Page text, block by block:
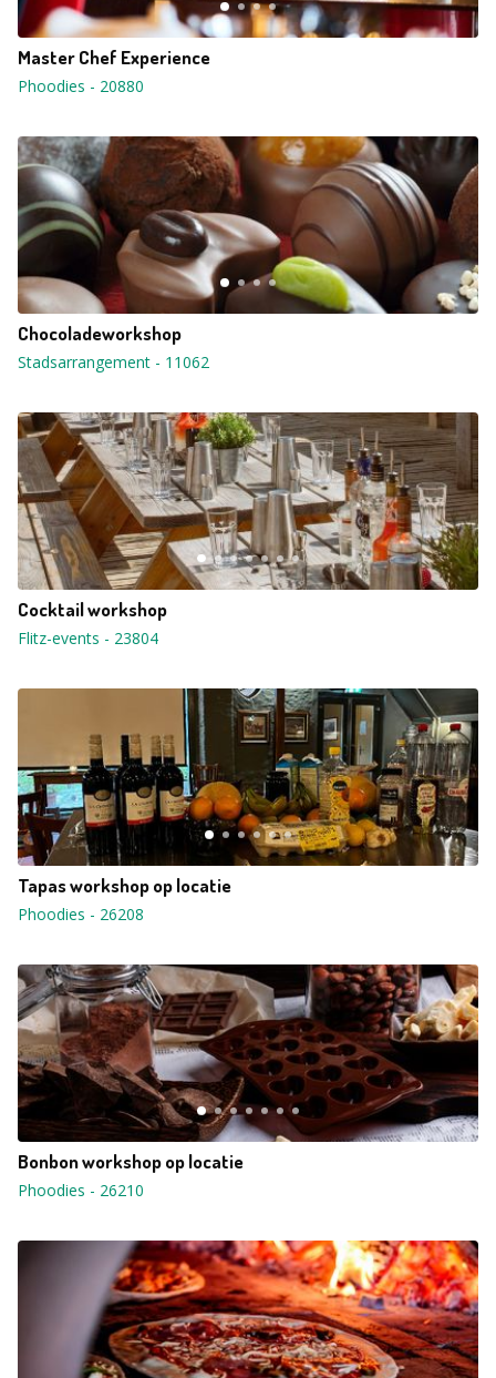
Master Chef Experience
Phoodies - 20880
Chocoladeworkshop
Stadsarrangement - 11062
Cocktail workshop
Flitz-events - 23804
Tapas workshop op locatie
Phoodies - 26208
Bonbon workshop op locatie
Phoodies - 26210